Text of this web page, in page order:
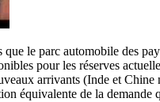
le parc automobile des
pour les réserves
arrivants (Inde et
équivalente de la